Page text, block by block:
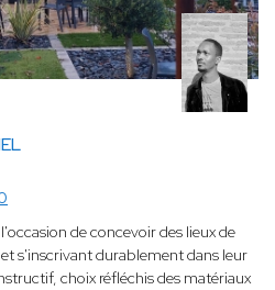
de concevoir des lieux de
s'inscrivant durablement dans leur
choix réfléchis des matériaux